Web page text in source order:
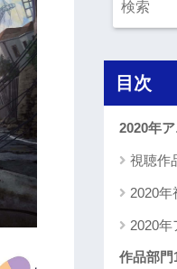
目次
2020年
視聴作
2020年
2020年
作品部門